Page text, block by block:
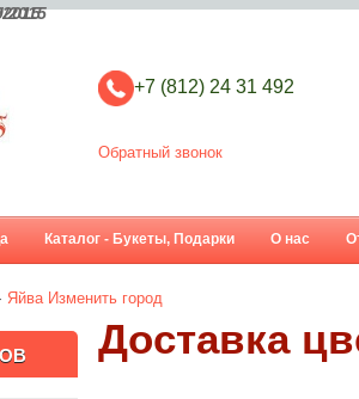
+7 (812) 24 31 492
Обратный звонок
Каталог - Букеты, Подарки О нас
Яйва Изменить город
2015
Доставка